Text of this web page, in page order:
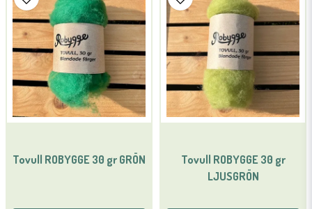
Tovull ROBYGGE 30 gr GRÖN
Tovull ROBYGGE 30 gr
LJUSGRÖN